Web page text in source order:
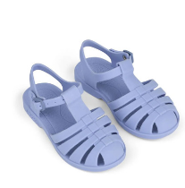
VEDI PRODOTTO